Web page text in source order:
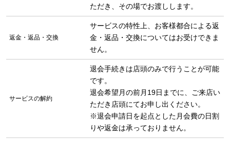
ただき、その場でお渡しします。
返金・返品・交換
サービスの特性上、お客様都合による返
金・返品・交換についてはお受けできま
せん。
サービスの解約
退会手続きは店頭のみで行うことが可能
です。
退会希望月の前月19日までに、ご来店い
ただき店頭にてお申し出ください。
※退会申請日を起点とした月会費の日割
りや返金は承っておりません。